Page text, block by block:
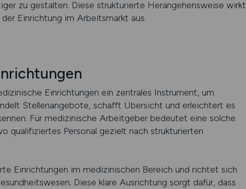
zu gestalten. Diese strukturierte Herangehensweise wirkt
Einrichtung im Arbeitsmarkt aus.
Einrichtungen ein zentrales Instrument, um
Stellenangebote, schafft Übersicht und erleichtert es
Für medizinische Arbeitgeber bedeutet eine solche
qualifiziertes Personal gezielt nach strukturierten
Einrichtungen im medizinischen Bereich und richtet sich
Diese klare Ausrichtung sorgt dafür, dass